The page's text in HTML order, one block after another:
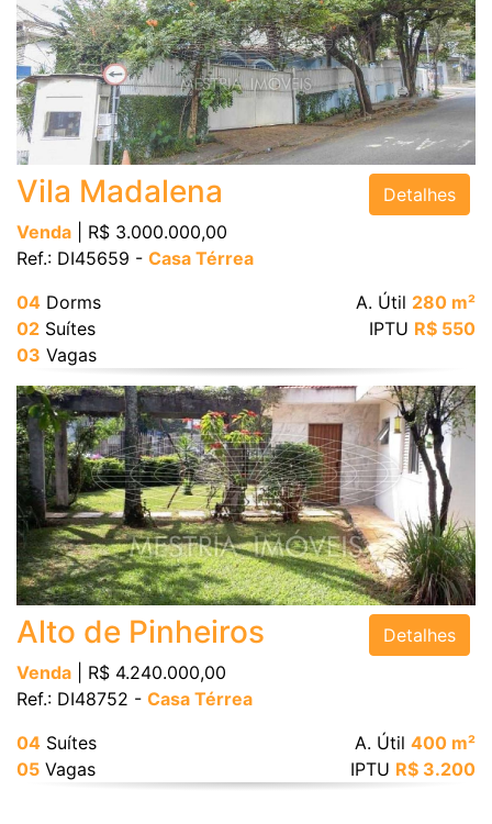
Vila Madalena
Venda | R$ 3.000.000,00
Ref.: DI45659 - Casa Térrea
Detalhes
04 Dorms
02 Suítes
03 Vagas
A. Útil 280 m²
IPTU R$ 550
Alto de Pinheiros
Venda | R$ 4.240.000,00
Ref.: DI48752 - Casa Térrea
Detalhes
04 Suítes
05 Vagas
A. Útil 400 m²
IPTU R$ 3.200